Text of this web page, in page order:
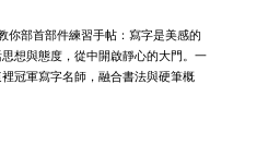
你部首部件練習手帖：寫字是美感的
想與態度，從中開啟靜心的大門。一
冠軍寫字名師，融合書法與硬筆概